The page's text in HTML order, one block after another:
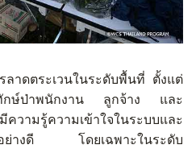
ลาดตระเวนในระดับพื้นที่ ตั้งแต่
ษ์ป่าพนักงาน ลูกจ้าง
และ
ความรู้ความเข้าใจในระบบและ
ย่างดี
โดยเฉพาะในระดับ